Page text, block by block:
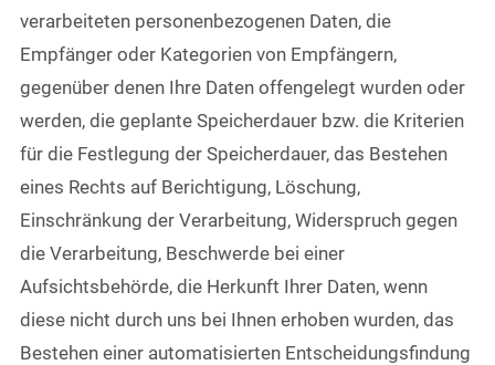
verarbeiteten personenbezogenen Daten, die
Empfänger oder Kategorien von Empfängern,
gegenüber denen Ihre Daten offengelegt wurden oder
werden, die geplante Speicherdauer bzw. die Kriterien
für die Festlegung der Speicherdauer, das Bestehen
eines Rechts auf Berichtigung, Löschung,
Einschränkung der Verarbeitung, Widerspruch gegen
die Verarbeitung, Beschwerde bei einer
Aufsichtsbehörde, die Herkunft Ihrer Daten, wenn
diese nicht durch uns bei Ihnen erhoben wurden, das
Bestehen einer automatisierten Entscheidungsfindung